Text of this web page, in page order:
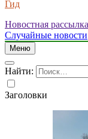
Гид
Новостная рассылка
Случайные новости
Меню
Найти:
Заголовки